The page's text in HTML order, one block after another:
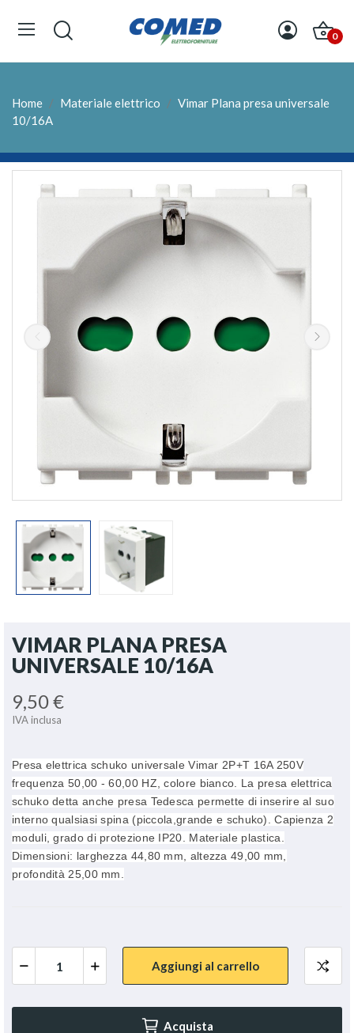
0
Home Materiale elettrico
Vimar Plana presa universale
10/16A
VIMAR PLANA PRESA
UNIVERSALE 10/16A
9,50 €
IVA inclusa
Presa elettrica schuko universale Vimar 2P+T 16A 250V
frequenza 50,00 - 60,00 HZ, colore bianco. La presa elettrica
schuko detta anche presa Tedesca permette di inserire al suo
interno qualsiasi spina (piccola,grande e schuko). Capienza 2
moduli, grado di protezione IP20. Materiale plastica.
Dimensioni: larghezza 44,80 mm, altezza 49,00 mm,
profondità 25,00 mm.
Aggiungi al carrello
Acquista